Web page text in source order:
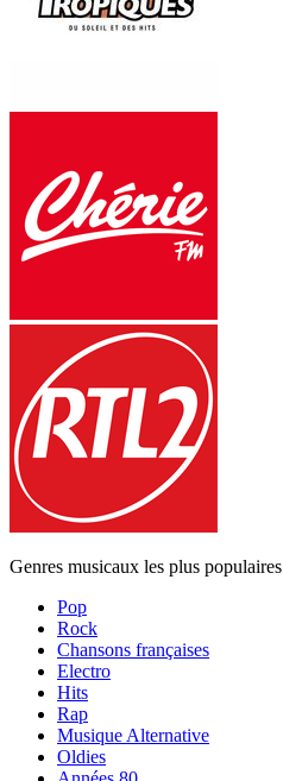
Genres musicaux les plus populaires
Pop
Rock
Chansons françaises
Electro
Hits
Rap
Musique Alternative
Oldies